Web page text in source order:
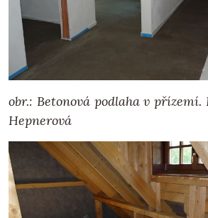
obr.: Betonová podlaha v přízemí.
Hepnerová